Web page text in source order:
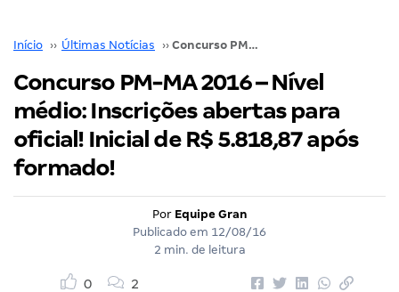
Início ›› Últimas Notícias ›› Concurso PM-MA 2016 – Nível médio: Inscrições abertas para oficial! Inicial de R$ 5.818,87 após formado!
Concurso PM-MA 2016 – Nível
médio: Inscrições abertas para
oficial! Inicial de R$ 5.818,87 após
formado!
Por Equipe Gran
Publicado em 12/08/16
2 min. de leitura
0 2